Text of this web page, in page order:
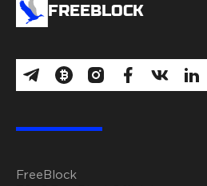
FREEBLOCK
FreeBlock